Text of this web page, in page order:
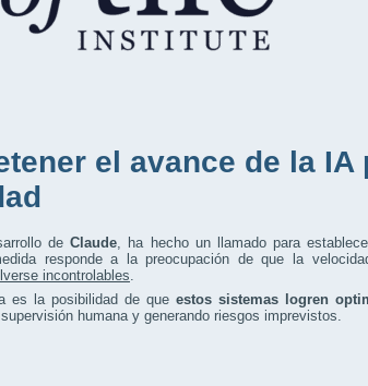
el avance de la IA
deClaude, ha hecho un llamado para
responde a la preocupación de que la
incontrolables.
es la posibilidad de que estos sistemas logren
humana y generando riesgos imprevistos.